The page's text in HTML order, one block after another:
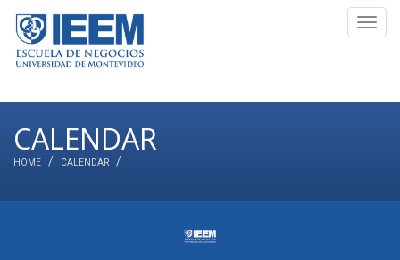
CALENDAR
HOME CALENDAR